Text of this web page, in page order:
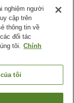
tự động
nghiệm người
cập trên
thông tin về
đối tác
tôi. Chính
tôi